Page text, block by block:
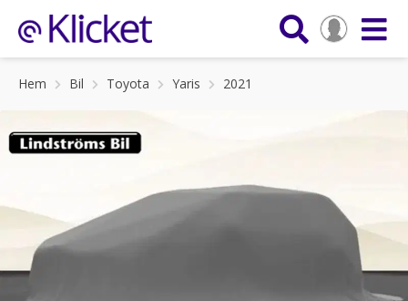
Hem Bil Toyota Yaris 2021